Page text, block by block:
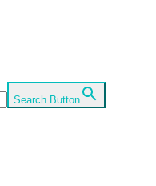
Search Button